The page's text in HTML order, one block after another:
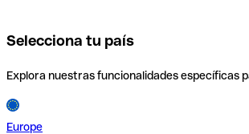
Selecciona tu país
Explora nuestras funcionalidades específicas
Europe